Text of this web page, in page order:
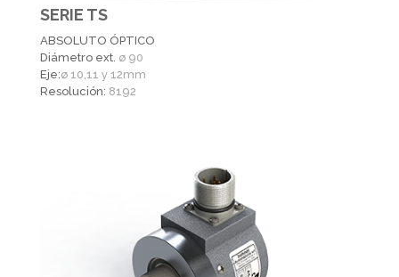
SERIE TS
ABSOLUTO ÓPTICO
Diámetro ext. ø 90
Eje:ø 10,11 y 12mm
Resolución: 8192